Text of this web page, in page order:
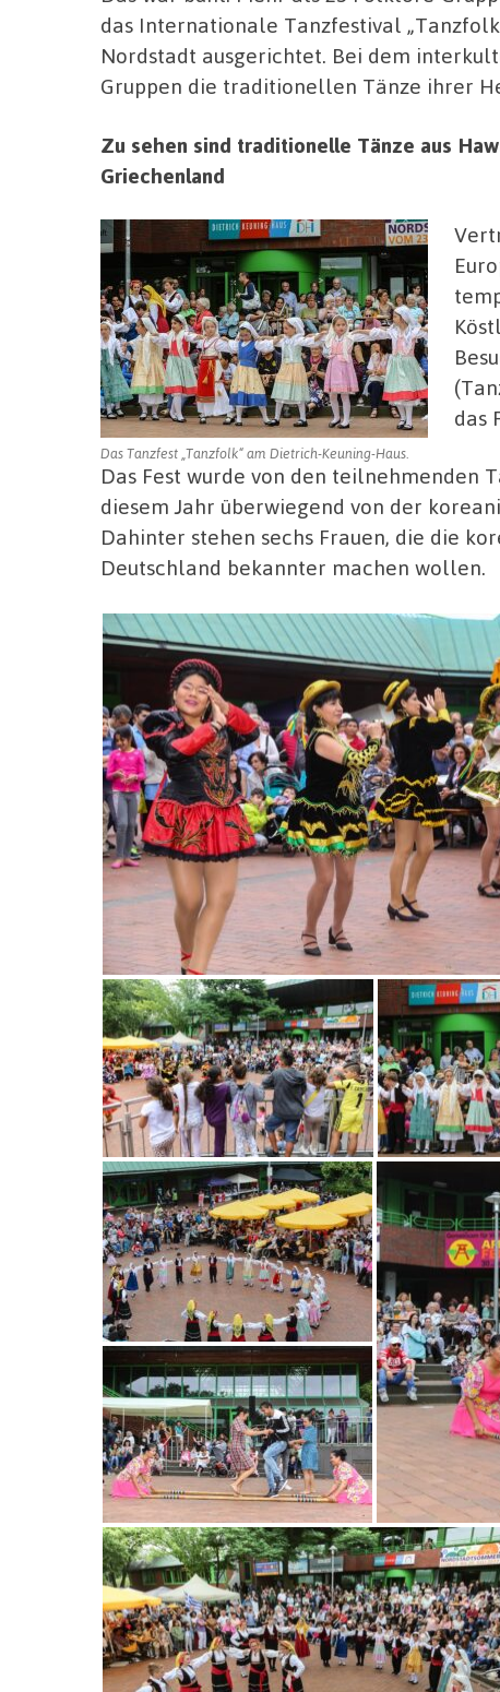
das Internationale Tanzfestival
Nordstadt ausgerichtet. Bei dem
Gruppen die traditionellen Tänze ihrer
Zu sehen sind traditionelle Tänze aus
Griechenland
Das Tanzfest „Tanzfolk“ am Dietrich-Keuning-Haus.
das
Das Fest wurde von den teilnehmenden
diesem Jahr überwiegend von der
Dahinter stehen sechs Frauen, die die
Deutschland bekannter machen wollen.